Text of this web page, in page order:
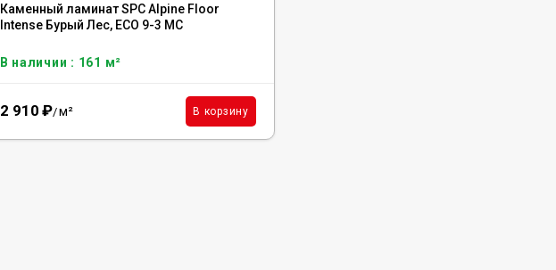
Каменный ламинат SPC Alpine Floor
Intense Бурый Лес, ECO 9-3 MC
В наличии : 161 м²
2 910 ₽/м² В корзину